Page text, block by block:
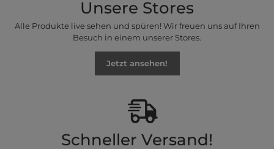
Unsere Stores
Alle Produkte live sehen und spüren! Wir freuen uns auf Ihren
Besuch in einem unserer Stores.
Jetzt ansehen!
Schneller Versand!